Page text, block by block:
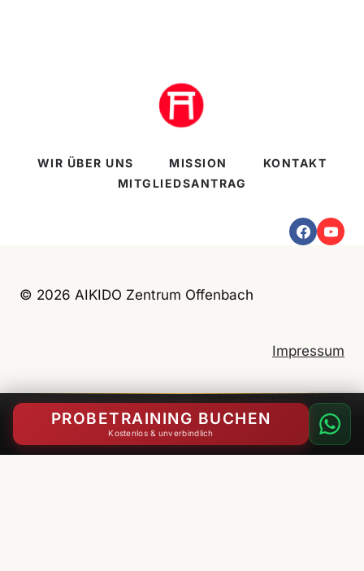
WIR ÜBER UNS MISSION
KONTAKT
MITGLIEDSANTRAG
© 2026 AIKIDO Zentrum Offenbach
Impressum
Datenschutzerklärung
PROBETRAINING BUCHEN
Kostenlos & unverbindlich